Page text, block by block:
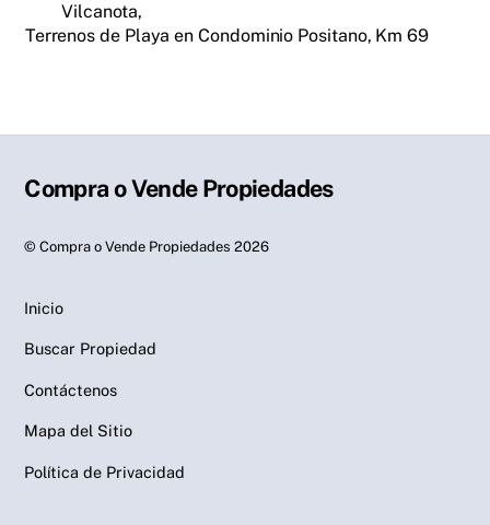
Vilcanota,
Terrenos de Playa en Condominio Positano, Km 69
Compra o Vende Propiedades
©Compra o Vende Propiedades 2026
Inicio
Buscar Propiedad
Contáctenos
Mapa del Sitio
Política de Privacidad